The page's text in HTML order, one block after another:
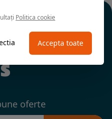
oferte
Politica cookie
Accepta toate